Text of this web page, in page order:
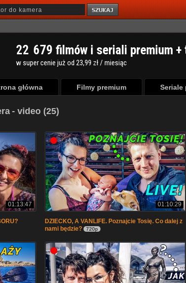
22 679 filmów i seriali premium +
w super cenie już od 23,99 zł / miesiąc
główna Filmy premium Seriale
- video (25)
01:13:47 01:10:29
DZIECKO, A VANLIFE. Poznajcie Tosię. Co dalej z
nami będzie?
720p